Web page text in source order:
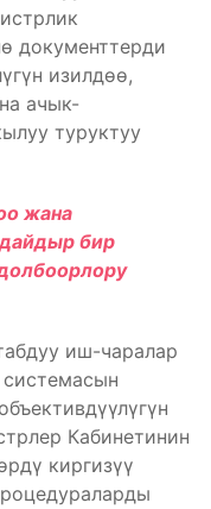
документтерди
изилдөө,
ачык-
туруктуу
жана
бир
иш-чаралар
Кабинетинин
киргизүү